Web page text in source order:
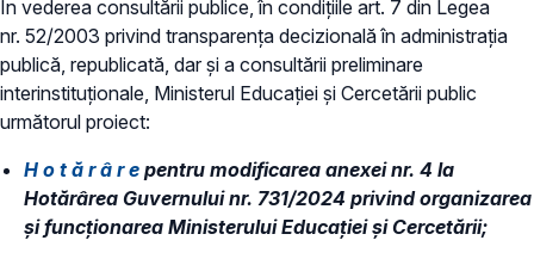
În vederea consultării publice, în condiţiile art. 7 din Legea
nr. 52/2003 privind transparenţa decizională în administraţia
publică, republicată, dar și a consultării preliminare
interinstituționale, Ministerul Educaţiei și Cercetării public
următorul proiect:
H o t ă r â r e pentru modificarea anexei nr. 4 la
Hotărârea Guvernului nr. 731/2024 privind organizarea
şi funcţionarea Ministerului Educaţiei și Cercetării;